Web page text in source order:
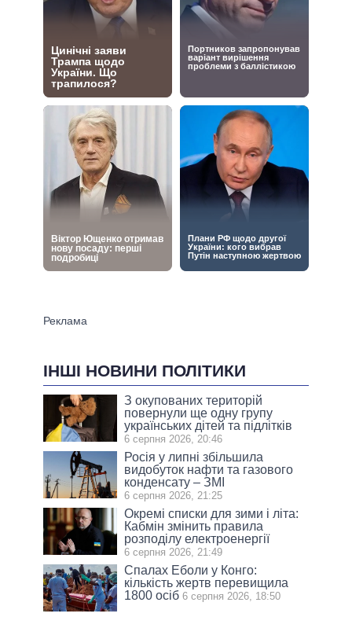
ІНШІ НОВИНИ ПОЛІТИКИ
З окупованих територій
повернули ще одну групу
українських дітей та підлітків
6 серпня 2026, 20:46
Росія у липні збільшила
видобуток нафти та газового
конденсату – ЗМІ
6 серпня 2026, 21:25
Окремі списки для зими і літа:
Кабмін змінить правила
розподілу електроенергії
6 серпня 2026, 21:49
Спалах Еболи у Конго:
кількість жертв перевищила
1800 осіб 6 серпня 2026, 18:50